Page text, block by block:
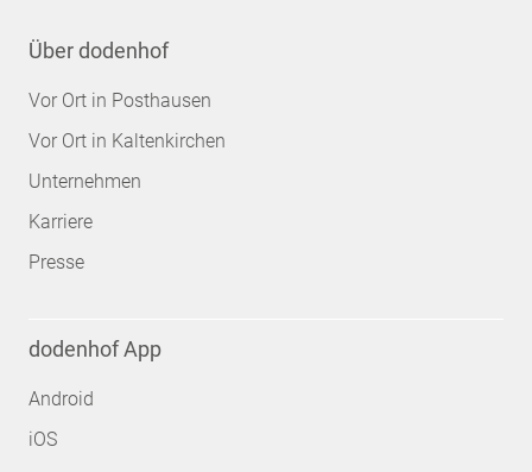
Über dodenhof
Vor Ort in Posthausen
Vor Ort in Kaltenkirchen
Unternehmen
Karriere
Presse
dodenhof App
Android
iOS